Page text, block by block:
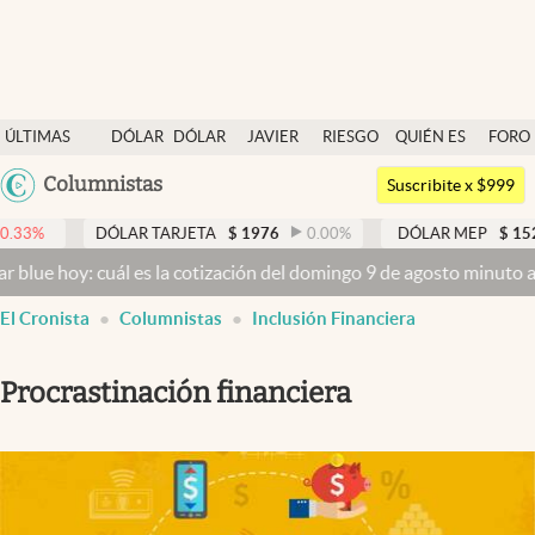
ÚLTIMAS
NOTICIAS
DÓLAR
DÓLAR
JAVIER
RIESGO
QUIÉN ES
QUIÉN
FORO
Argentina
México
Columnistas
Dólar
Members
Economía y Política
Finanzas y Mercados
Mercados Online
Otras secciones
Suscribite x $999
DÓLAR TARJETA $ 1976 0.00% DÓLAR MEP $ 1526,03
cuál es la cotización del domingo 9 de agosto minuto a minuto
El Cronista Columnistas Inclusión Financiera
Procrastinación financiera